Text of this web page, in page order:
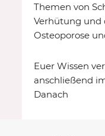
Themen von
Verhütung und
Osteoporose
Euer Wissen
anschließend
Danach